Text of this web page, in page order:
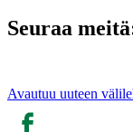
Seuraa
Avautuu uuteen